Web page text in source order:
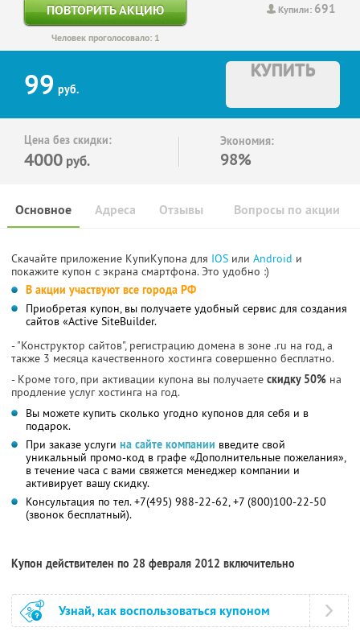
Купили: 691
ПОВТОРИТЬ АКЦИЮ
Человек проголосовало: 1
99 руб.
КУПИТЬ
Цена без скидки:
4000 руб.
Экономия:
98%
Основное Отзывы Вопросы по акции
Адреса
Скачайте приложение КупиКупона для IOS или Android и
покажите купон с экрана смартфона. Это удобно :)
В акции участвуют все города РФ
Приобретая купон, вы получаете удобный сервис для создания
сайтов «Active SiteBuilder.
- "Конструктор сайтов", регистрацию домена в зоне .ru на год, а
также 3 месяца качественного хостинга совершенно бесплатно.
- Кроме того, при активации купона вы получаете скидку 50% на
продление услуг хостинга на год.
Вы можете купить сколько угодно купонов для себя и в
подарок.
При заказе услуги на сайте компании введите свой
уникальный промо-код в графе «Дополнительные пожелания»,
в течение часа с вами свяжется менеджер компании и
активирует вашу скидку.
Консультация по тел. +7(495) 988-22-62, +7 (800)100-22-50
(звонок бесплатный).
Купон действителен по 28 февраля 2012 включительно
Узнай, как воспользоваться купоном